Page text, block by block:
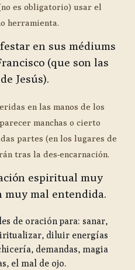
es obligatorio) usar el
herramienta.
en sus médiums
(que son las
Jesús).
en las manos de los
manchas o cierto
partes (en los lugares de
tras la des-encarnación.
espiritual muy
muy mal entendida.
de oración para: sanar,
diluir energías
demandas, magia
el mal de ojo.